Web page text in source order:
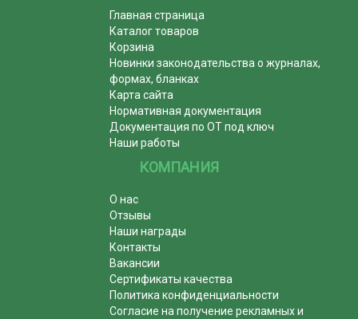
Главная страница
Каталог товаров
Корзина
Новинки законодательства о журналах,
формах, бланках
Карта сайта
Нормативная документация
Документация по ОТ под ключ
Наши работы
КОМПАНИЯ
О нас
Отзывы
Наши награды
Контакты
Вакансии
Сертификаты качества
Политика конфиденциальности
Согласие на получение рекламных и